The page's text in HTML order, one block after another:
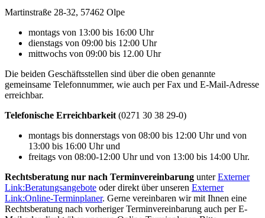
Martinstraße 28-32, 57462 Olpe
montags von 13:00 bis 16:00 Uhr
dienstags von 09:00 bis 12:00 Uhr
mittwochs von 09:00 bis 12.00 Uhr
Die beiden Geschäftsstellen sind über die oben genannte
gemeinsame Telefonnummer, wie auch per Fax und E-Mail-Adresse
erreichbar.
Telefonische Erreichbarkeit (0271 30 38 29-0)
montags bis donnerstags von 08:00 bis 12:00 Uhr und von
13:00 bis 16:00 Uhr und
freitags von 08:00-12:00 Uhr und von 13:00 bis 14:00 Uhr.
Rechtsberatung nur nach Terminvereinbarung unterExterner
Link:Beratungsangebote oder direkt über unseren Externer
Link:Online-Terminplaner. Gerne vereinbaren wir mit Ihnen eine
Rechtsberatung nach vorheriger Terminvereinbarung auch per E-